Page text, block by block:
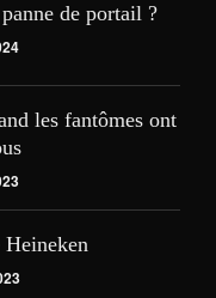
de portail ?
les fantômes ont
Heineken